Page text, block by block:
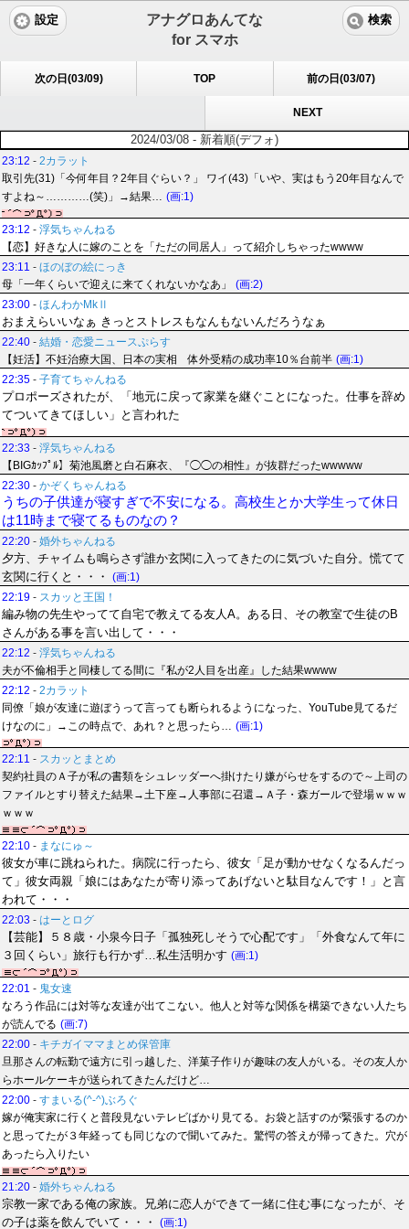
アナグロあんてな
for スマホ
設定 検索
次の日(03/09) TOP 前の日(03/07)
NEXT
2024/03/08 - 新着順(デフォ)
23:12 - 2カラット
取引先(31)「今何年目？2年目ぐらい？」 ワイ(43)「いや、実はもう20年目なんで
すよね～…………(笑)」→結果… (画:1)
23:12 - 浮気ちゃんねる
【恋】好きな人に嫁のことを「ただの同居人」って紹介しちゃったwwww
23:11 - ほのぼの絵にっき
母「一年くらいで迎えに来てくれないかなあ」
(画:2)
23:00 - ほんわかMkⅡ
おまえらいいなぁ きっとストレスもなんもないんだろうなぁ
22:40 - 結婚・恋愛ニュースぷらす
【妊活】不妊治療大国、日本の実相 体外受精の成功率10％台前半 (画:1)
22:35 - 子育てちゃんねる
プロポーズされたが、「地元に戻って家業を継ぐことになった。仕事を辞め
てついてきてほしい」と言われた
22:33 - 浮気ちゃんねる
【BIGｶｯﾌﾟﾙ】菊池風磨と白石麻衣、『◯◯の相性』が抜群だったwwwww
22:30 - かぞくちゃんねる
うちの子供達が寝すぎで不安になる。高校生とか大学生って休日
は11時まで寝てるものなの？
22:20 - 婚外ちゃんねる
夕方、チャイムも鳴らさず誰か玄関に入ってきたのに気づいた自分。慌てて
玄関に行くと・・・
(画:1)
22:19 - スカッと王国！
編み物の先生やってて自宅で教えてる友人A。ある日、その教室で生徒のB
さんがある事を言い出して・・・
22:12 - 浮気ちゃんねる
夫が不倫相手と同棲してる間に『私が2人目を出産』した結果wwww
22:12 - 2カラット
同僚「娘が友達に遊ぼうって言っても断られるようになった、YouTube見てるだ
けなのに」→この時点で、あれ？と思ったら… (画:1)
22:11 - スカッとまとめ
契約社員のＡ子が私の書類をシュレッダーへ掛けたり嫌がらせをするので～上司の
ファイルとすり替えた結果→土下座→人事部に召還→Ａ子・森ガールで登場ｗｗｗ
ｗｗｗ
22:10 - まなにゅ～
彼女が車に跳ねられた。病院に行ったら、彼女「足が動かせなくなるんだっ
て」彼女両親「娘にはあなたが寄り添ってあげないと駄目なんです！」と言
われて・・・
22:03 - はーとログ
【芸能】５８歳・小泉今日子「孤独死しそうで心配です」「外食なんて年に
３回くらい」旅行も行かず…私生活明かす (画:1)
22:01 - 鬼女速
なろう作品には対等な友達が出てこない。他人と対等な関係を構築できない人たち
が読んでる (画:7)
22:00 - キチガイママまとめ保管庫
旦那さんの転勤で遠方に引っ越した、洋菓子作りが趣味の友人がいる。その友人か
らホールケーキが送られてきたんだけど…
22:00 - すまいる(^-^)ぶろぐ
嫁が俺実家に行くと普段見ないテレビばかり見てる。お袋と話すのが緊張するのか
と思ってたが３年経っても同じなので聞いてみた。驚愕の答えが帰ってきた。穴が
あったら入りたい
21:20 - 婚外ちゃんねる
宗教一家である俺の家族。兄弟に恋人ができて一緒に住む事になったが、そ
の子は薬を飲んでいて・・・
(画:1)